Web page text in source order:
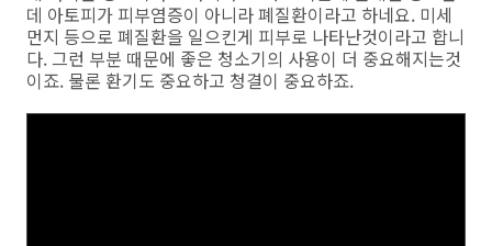
데 아토피가 피부염증이 아니라 폐질환이라고 하네요. 미세
먼지 등으로 폐질환을 일으킨게 피부로 나타난것이라고 합니
다. 그런 부분 때문에 좋은 청소기의 사용이 더 중요해지는것
이죠. 물론 환기도 중요하고 청결이 중요하죠.